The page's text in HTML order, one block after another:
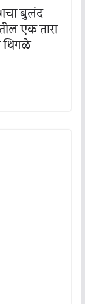
बुलंद
एक तारा
थिगळे